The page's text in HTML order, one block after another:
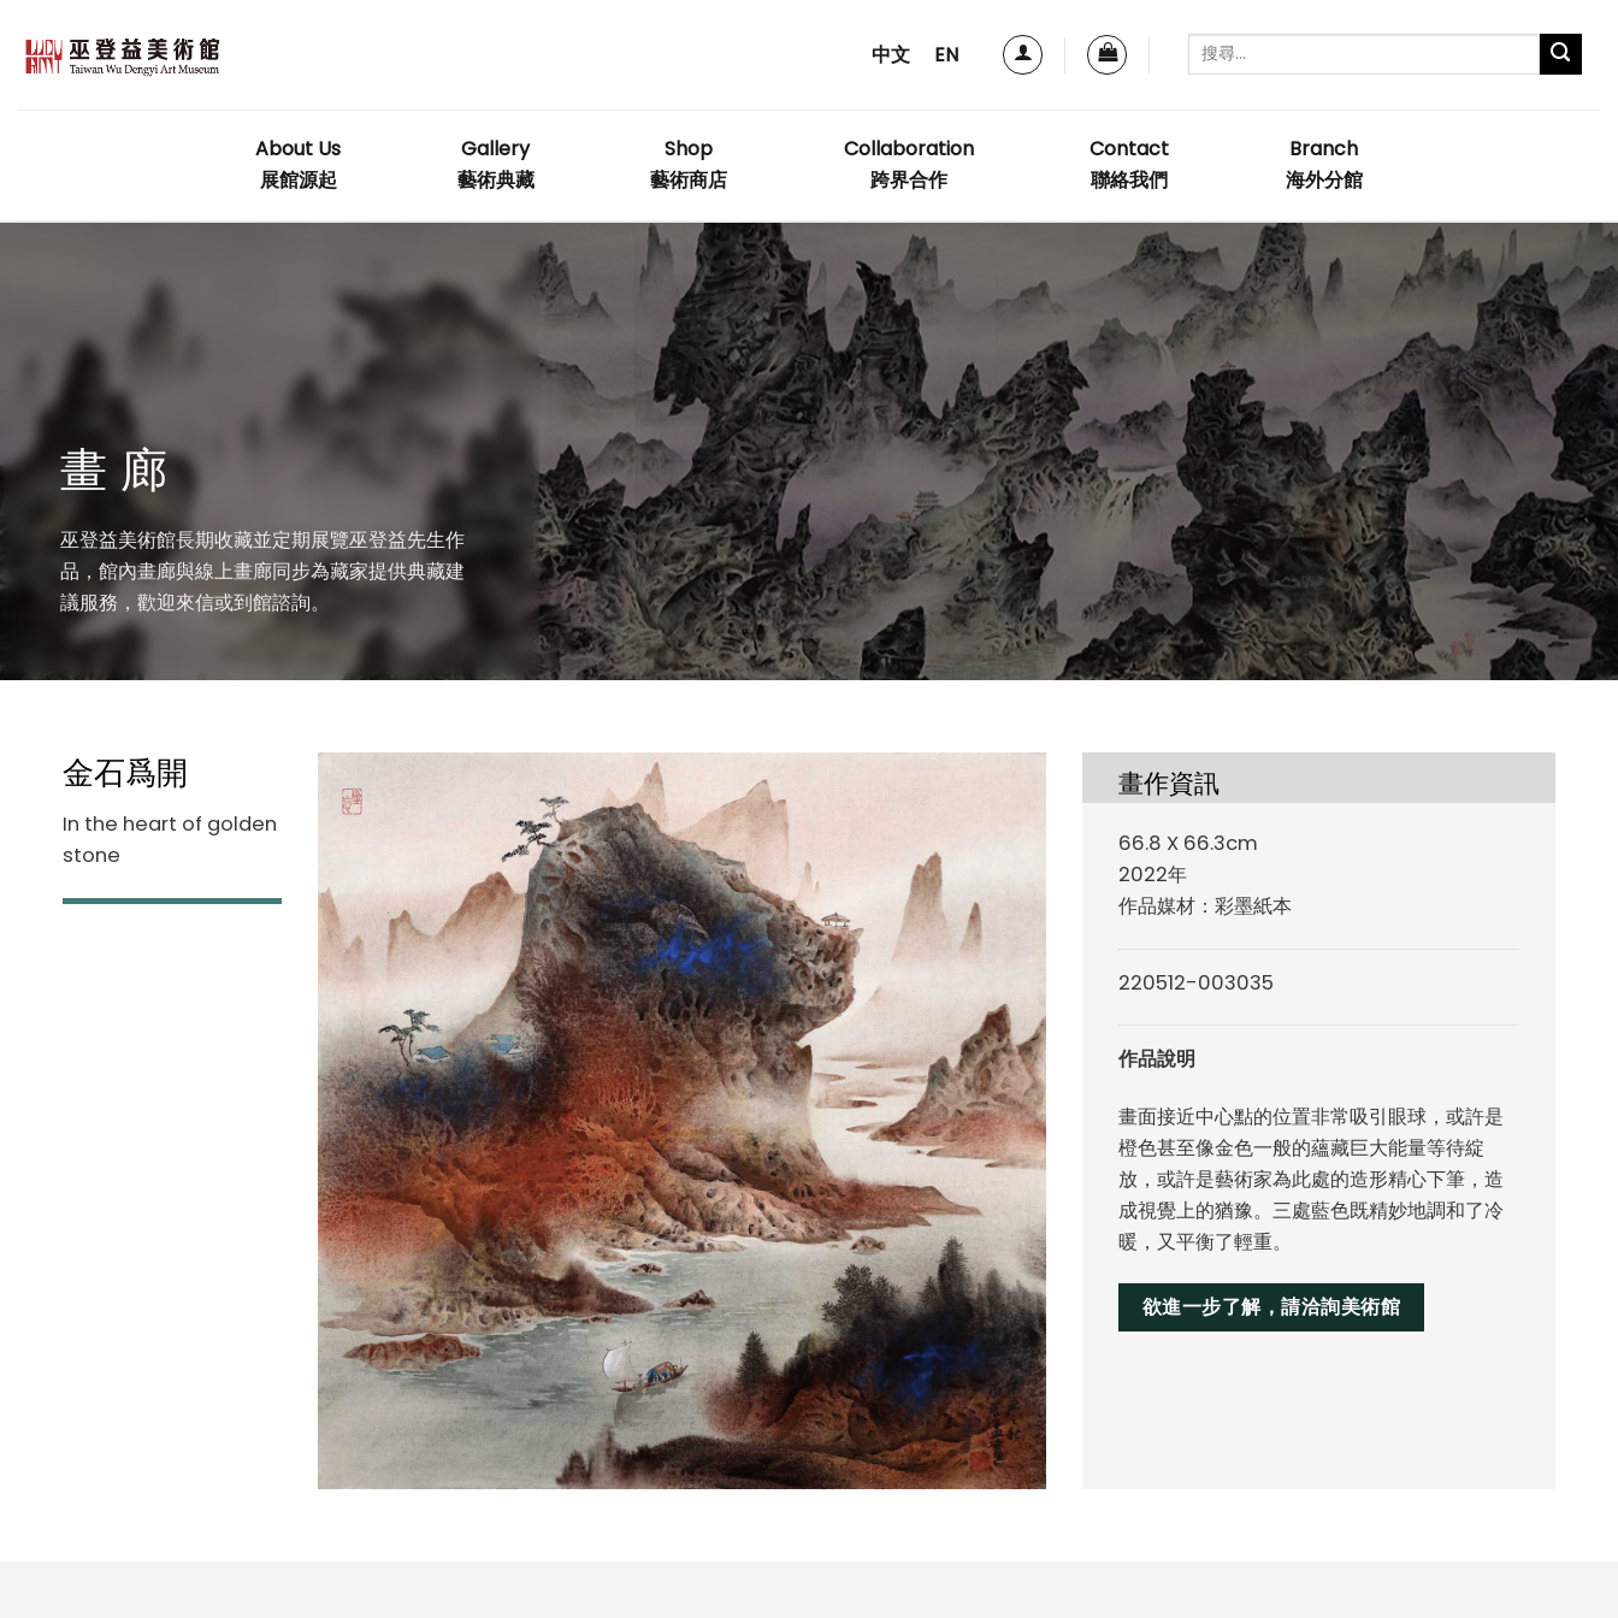
content
中文 EN
About Us
展館源起
Gallery
藝術典藏
Shop
藝術商店
Collaboration
跨界合作
Contact
聯絡我們
Branch
海外分館
畫 廊
巫登益美術館長期收藏並定期展覽巫登益先生作
品，館內畫廊與線上畫廊同步為藏家提供典藏建
議服務，歡迎來信或到館諮詢。
金石爲開
In the heart of golden
stone
畫作資訊
66.8 X 66.3cm
2022年
作品媒材：彩墨紙本
220512-003035
作品說明
畫面接近中心點的位置非常吸引眼球，或許是
橙色甚至像金色一般的蘊藏巨大能量等待綻
放，或許是藝術家為此處的造形精心下筆，造
成視覺上的猶豫。三處藍色既精妙地調和了冷
暖，又平衡了輕重。
欲進一步了解，請洽詢美術館